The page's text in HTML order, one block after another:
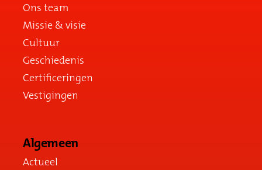
Ons team
Missie & visie
Cultuur
Geschiedenis
Certificeringen
Vestigingen
Algemeen
Actueel